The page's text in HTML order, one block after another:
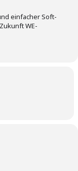
einfacher Soft-
WE-